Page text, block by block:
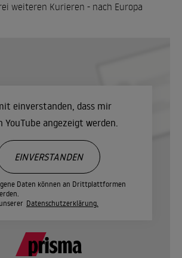
weiteren Kurieren - nach Europa
einverstanden, dass mir
YouTube angezeigt werden.
Daten können an Drittplattformen
Datenschutzerklärung.
EINVERSTANDEN